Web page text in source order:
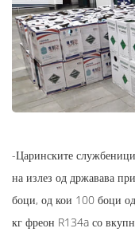
-Царинските
на излез од државава
боци, од кои 100 боци
кг фреон R134a со